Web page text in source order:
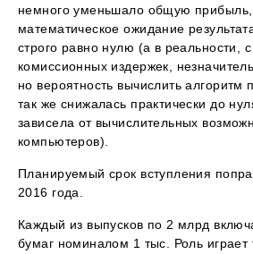
немного уменьшало общую прибыль,
математическое ожидание
строго равно нулю (а в реальности,
комиссионных издержек,
но вероятность вычислить алгоритм
так же снижалась практически до
зависела от вычислительных
компьютеров).
Планируемый срок вступления
2016 года.
Каждый из выпусков по 2 млрд
бумаг номиналом 1 тыс. Роль играет